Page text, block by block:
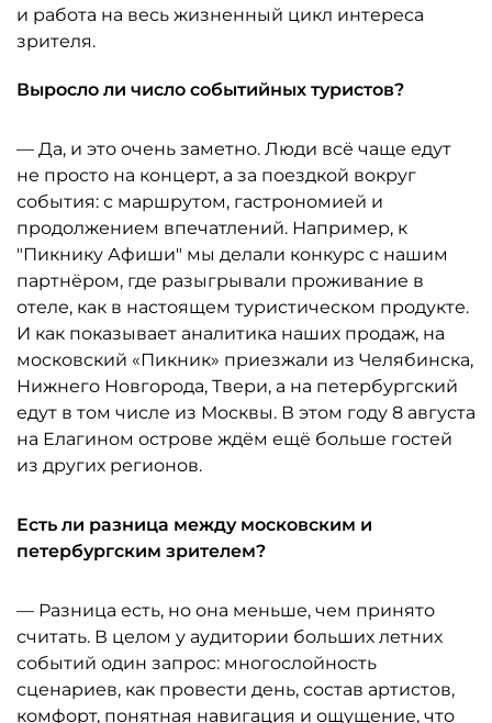
и работа на весь жизненный цикл интереса
зрителя.
Выросло ли число событийных туристов?
— Да, и это очень заметно. Люди всё чаще едут
не просто на концерт, а за поездкой вокруг
события: с маршрутом, гастрономией и
продолжением впечатлений. Например, к
"Пикнику Афиши" мы делали конкурс с нашим
партнёром, где разыгрывали проживание в
отеле, как в настоящем туристическом продукте.
И как показывает аналитика наших продаж, на
московский «Пикник» приезжали из Челябинска,
Нижнего Новгорода, Твери, а на петербургский
едут в том числе из Москвы. В этом году 8 августа
на Елагином острове ждём ещё больше гостей
из других регионов.
Есть ли разница между московским и
петербургским зрителем?
— Разница есть, но она меньше, чем принято
считать. В целом у аудитории больших летних
событий один запрос: многослойность
сценариев, как провести день, состав артистов,
комфорт, понятная навигация и ощущение, что